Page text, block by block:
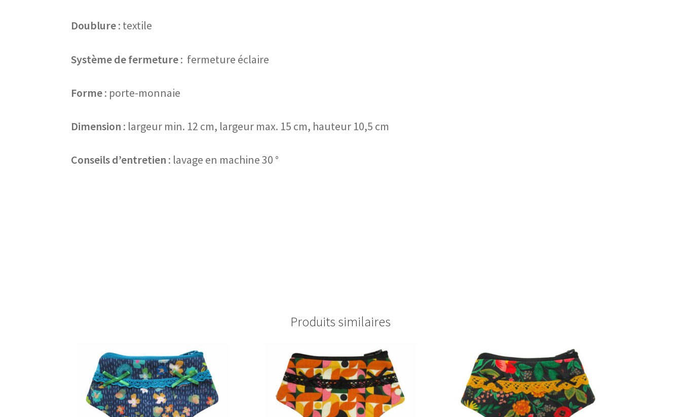
Doublure: textile
Système de fermeture: fermeture éclaire
Forme: porte-monnaie
Dimension : largeur min. 12 cm, largeur max. 15 cm, hauteur 10,5 cm
Conseils d’entretien : lavage en machine 30 °
Produits similaires